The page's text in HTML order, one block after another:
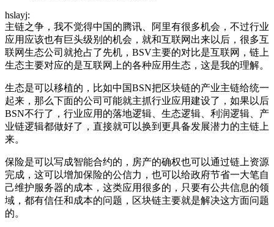
hslayj:
主链之争，我不觉得中国的腾讯、阿里有很多机会，不过行业
应用应该也有巨头级别的机会，就和互联网出来以后，很多互
联网生态公司就抢占了先机，BSV主要的对比是互联网，链上
生态主要对应的是互联网上的各种应用生态，这是我的理解。
生态是可以移植的，比如中国BSN把区块链的产业主链给统一
起来，那么下面的公司可能就主抓行业应用建设了，如果以后
BSN不行了，行业应用的落地逻辑、生态逻辑、利润逻辑、产
业链逻辑都做好了，直接就可以换到更具备发展潜力的主链上
来。
保险是可以写成智能合约的，房产的确权也可以通过链上资源
完成，这可以增加保险的公信力，也可以给政府节省一大笔自
己维护服务器的成本，这类应用很多的，只要有公共信息的领
域，都有信任和成本的问题，区块链主要就是解决这方面问题
的。